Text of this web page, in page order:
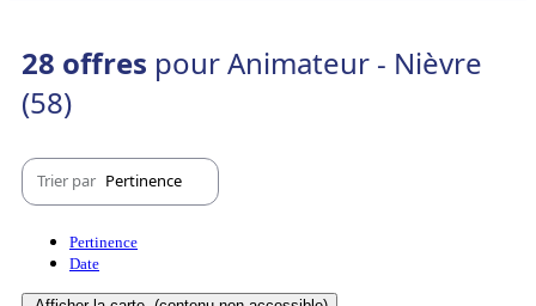
28 offres pour Animateur - Nièvre
(58)
Trier par Pertinence
Pertinence
Date